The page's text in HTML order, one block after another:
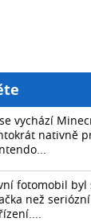
vychází
nativně
fotomobil byl
než seriózní